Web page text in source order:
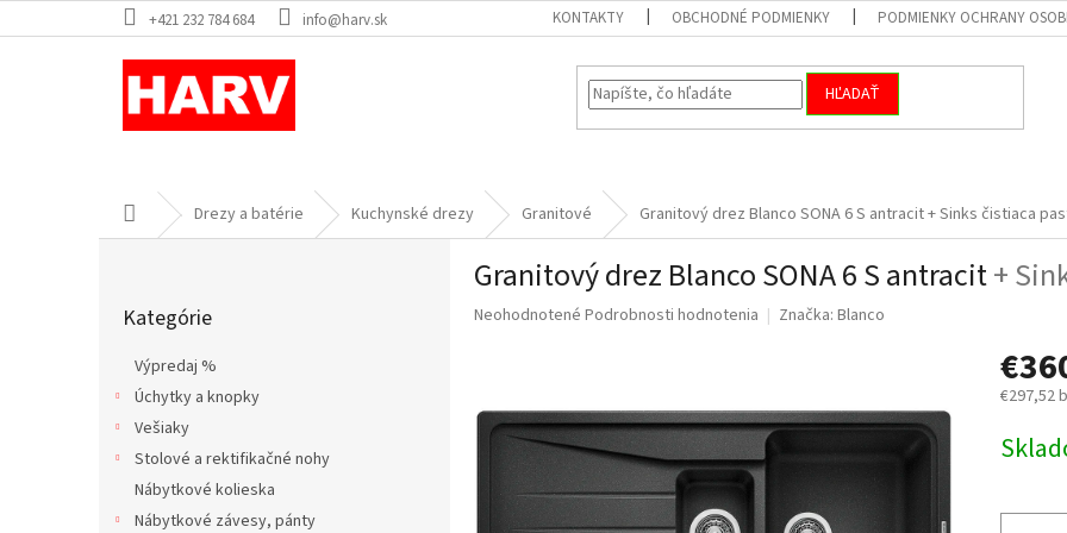
na
+421 232 784 684 info@harv.sk KONTAKTY OBCHODNÉ PODMIENKY PODMIENKY OCHRANY
HĽADAŤ
DomovDrezy a batérie Kuchynské drezy Granitové Granitový drez Blanco SONA 6 S antracit+ Sinks čistiaca
kategórie
Kategórie
Výpredaj %
Úchytky a knopky
Vešiaky
Stolové a rektifikačné nohy
Nábytkové kolieska
Nábytkové závesy, pánty
Granitový drez Blanco SONA 6 S antracit+
Priemerné
0,0
Neohodnotené Podrobnosti hodnotenia Značka: Blanco
€297,52
cena: